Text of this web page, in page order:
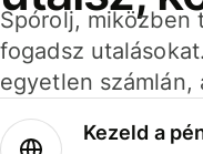
Spórolj, miközben
fogadsz
egyetlen számlán,
Kezeld a